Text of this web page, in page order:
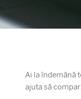
Ai la îndemână
ajuta să